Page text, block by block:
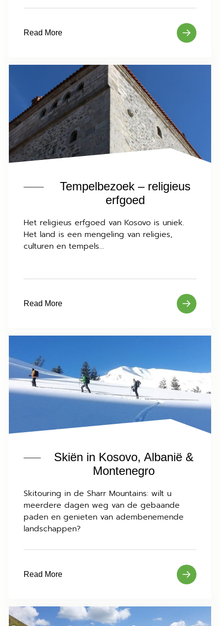
Read More
Tempelbezoek – religieus
erfgoed
Het religieus erfgoed van Kosovo is uniek.
Het land is een mengeling van religies,
culturen en tempels…
Read More
Skiën in Kosovo, Albanië &
Montenegro
Skitouring in de Sharr Mountains: wilt u
meerdere dagen weg van de gebaande
paden en genieten van adembenemende
landschappen?
Read More